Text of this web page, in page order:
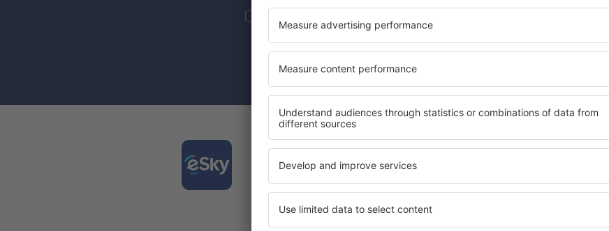
informacije od strane eSky.pl S.A. na e-mail adresu koju sam naveo/la.
Označenje checkboxa, unošenje e-mail adrese i i odabir „Sačuvajte” (sveukupno)
se vaši lični podaci obrađuju
Preuzmi aplikacijui planiraj
putovanja
Jedna od najboljih aplikacija u kategoriji putovanja
Nove dnevne ponude pod Vašim prstima